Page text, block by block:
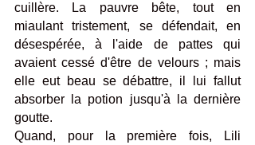
cuillère. La pauvre bête, tout en
miaulant tristement, se défendait, en
désespérée, à l'aide de pattes qui
avaient cessé d'être de velours ; mais
elle eut beau se débattre, il lui fallut
absorber la potion jusqu'à la dernière
goutte.
Quand, pour la première fois, Lili